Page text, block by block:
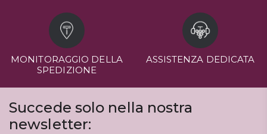
MONITORAGGIO DELLA
SPEDIZIONE
ASSISTENZA DEDICATA
Succede solo nella nostra
newsletter: